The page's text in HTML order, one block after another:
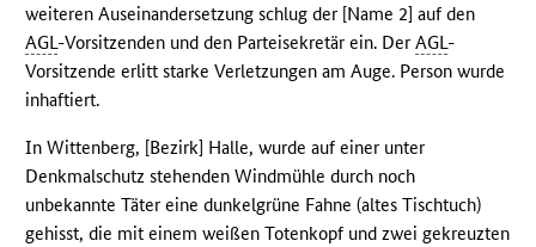
weiteren Auseinandersetzung schlug der [Name 2] auf den
AGL-Vorsitzenden und den Parteisekretär ein. DerAGL-
Vorsitzende erlitt starke Verletzungen am Auge. Person wurde
inhaftiert.
In Wittenberg, [Bezirk] Halle, wurde auf einer unter
Denkmalschutz stehenden Windmühle durch noch
unbekannte Täter eine dunkelgrüne Fahne (altes Tischtuch)
gehisst, die mit einem weißen Totenkopf und zwei gekreuzten